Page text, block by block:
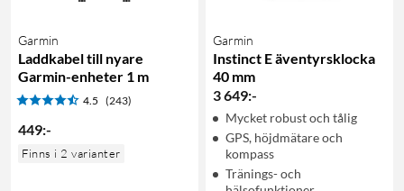
Garmin
Laddkabel till nyare
Garmin-enheter 1 m
4.5 (243)
449:-
Finns i 2 varianter
Garmin
Instinct E äventyrsklocka
40 mm
3 649:-
Mycket robust och tålig
GPS, höjdmätare och
kompass
Tränings- och